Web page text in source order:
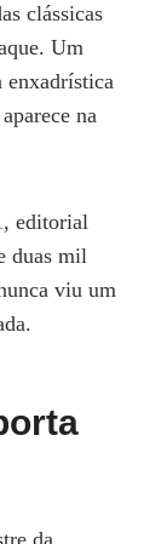
clássicas
Um
enxadrística
na
editorial
duas mil
viu um